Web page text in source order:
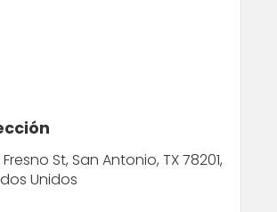
Fresno St, San Antonio, TX 78201,
Unidos